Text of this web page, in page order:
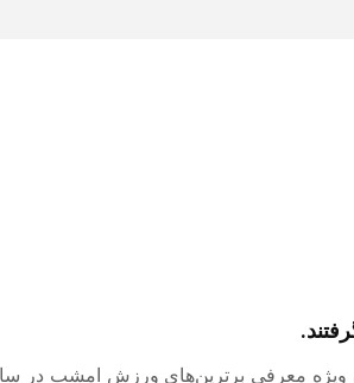
ویژه معرفی برترین‌های ورزش امشب